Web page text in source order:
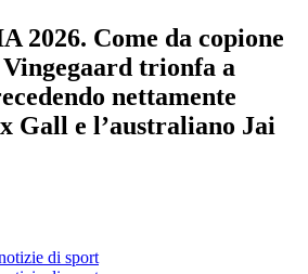
2026. Come da copione
Vingegaard trionfa a
nettamente
Gall e l’australiano Jai